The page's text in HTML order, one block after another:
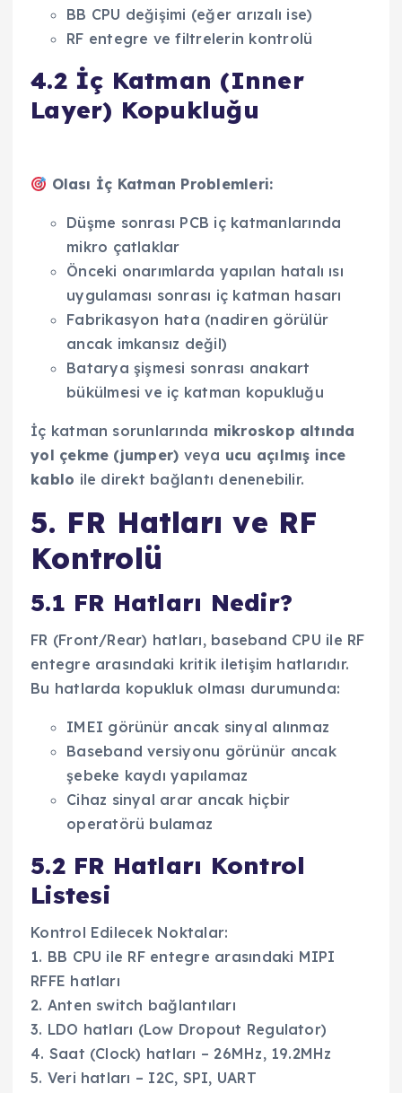
BB CPU değişimi (eğer arızalı ise)
RF entegre ve filtrelerin kontrolü
4.2 İç Katman (Inner
Layer) Kopukluğu
Olası İç Katman Problemleri:
Düşme sonrası PCB iç katmanlarında
mikro çatlaklar
Önceki onarımlarda yapılan hatalı ısı
uygulaması sonrası iç katman hasarı
Fabrikasyon hata (nadiren görülür
ancak imkansız değil)
Batarya şişmesi sonrası anakart
bükülmesi ve iç katman kopukluğu
İç katman sorunlarında mikroskop altında
yol çekme (jumper) veya ucu açılmış ince
kablo ile direkt bağlantı denenebilir.
5. FR Hatları ve RF
Kontrolü
5.1 FR Hatları Nedir?
FR (Front/Rear) hatları, baseband CPU ile RF
entegre arasındaki kritik iletişim hatlarıdır.
Bu hatlarda kopukluk olması durumunda:
IMEI görünür ancak sinyal alınmaz
Baseband versiyonu görünür ancak
şebeke kaydı yapılamaz
Cihaz sinyal arar ancak hiçbir
operatörü bulamaz
5.2 FR Hatları Kontrol
Listesi
Kontrol Edilecek Noktalar:
1. BB CPU ile RF entegre arasındaki MIPI
RFFE hatları
2. Anten switch bağlantıları
3. LDO hatları (Low Dropout Regulator)
4. Saat (Clock) hatları – 26MHz, 19.2MHz
5. Veri hatları – I2C, SPI, UART